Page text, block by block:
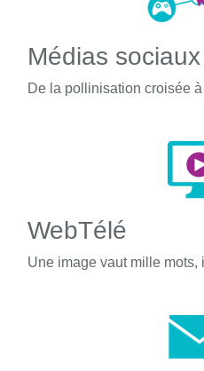
Médias sociaux
De la pollinisation croisée
WebTélé
Une image vaut mille mots,